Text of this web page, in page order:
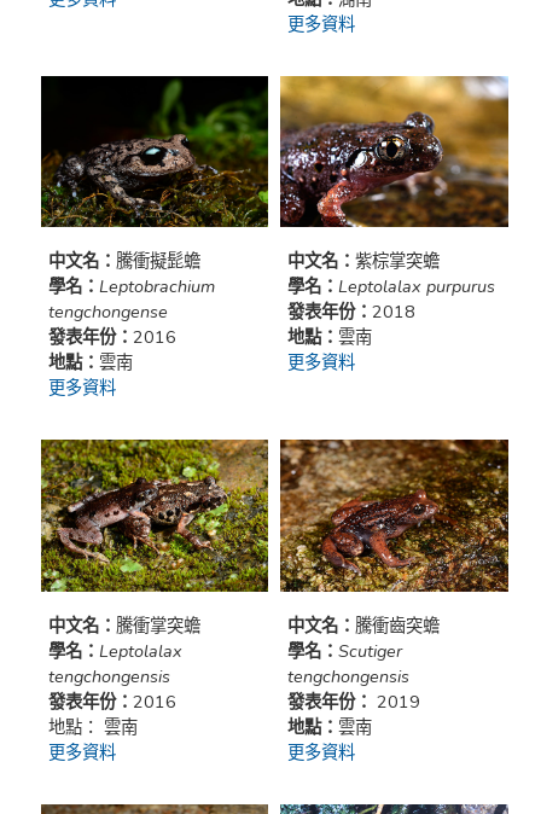
更多資料
中文名： 騰衝擬髭蟾
學名： Leptobrachium
tengchongense
發表年份： 2016
地點： 雲南
更多資料
中文名：紫棕掌突蟾
學名：Leptolalax purpurus
發表年份：2018
地點：雲南
更多資料
中文名： 騰衝掌突蟾
學名： Leptolalax
tengchongensis
發表年份： 2016
地點： 雲南
更多資料
中文名：騰衝齒突蟾
學名：Scutiger
tengchongensis
發表年份：2019
地點：雲南
更多資料